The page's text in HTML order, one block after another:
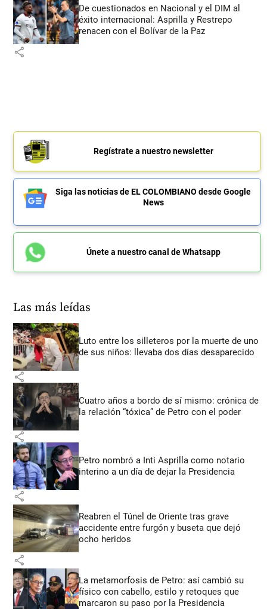
De cuestionados en Nacional y el DIM al
éxito internacional: Asprilla y Restrepo
renacen con el Bolívar de la Paz
share
Regístrate a nuestro newsletter
Siga las noticias de EL COLOMBIANO desde Google
News
Únete a nuestro canal de Whatsapp
Las más leídas
Luto entre los silleteros por la muerte de uno
de sus niños: llevaba dos días desaparecido
share
Cuatro años a bordo de sí mismo: crónica de
la relación “tóxica” de Petro con el poder
share
Petro nombró a Inti Asprilla como notario
interino a un día de dejar la Presidencia
share
Reabren el Túnel de Oriente tras grave
accidente entre furgón y buseta que dejó
ocho heridos
share
La metamorfosis de Petro: así cambió su
físico con cabello, estilo y retoques que
marcaron su paso por la Presidencia